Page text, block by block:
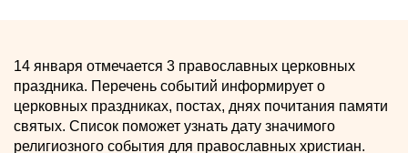
14 января отмечается 3 православных церковных
праздника. Перечень событий информирует о
церковных праздниках, постах, днях почитания памяти
святых. Список поможет узнать дату значимого
религиозного события для православных христиан.